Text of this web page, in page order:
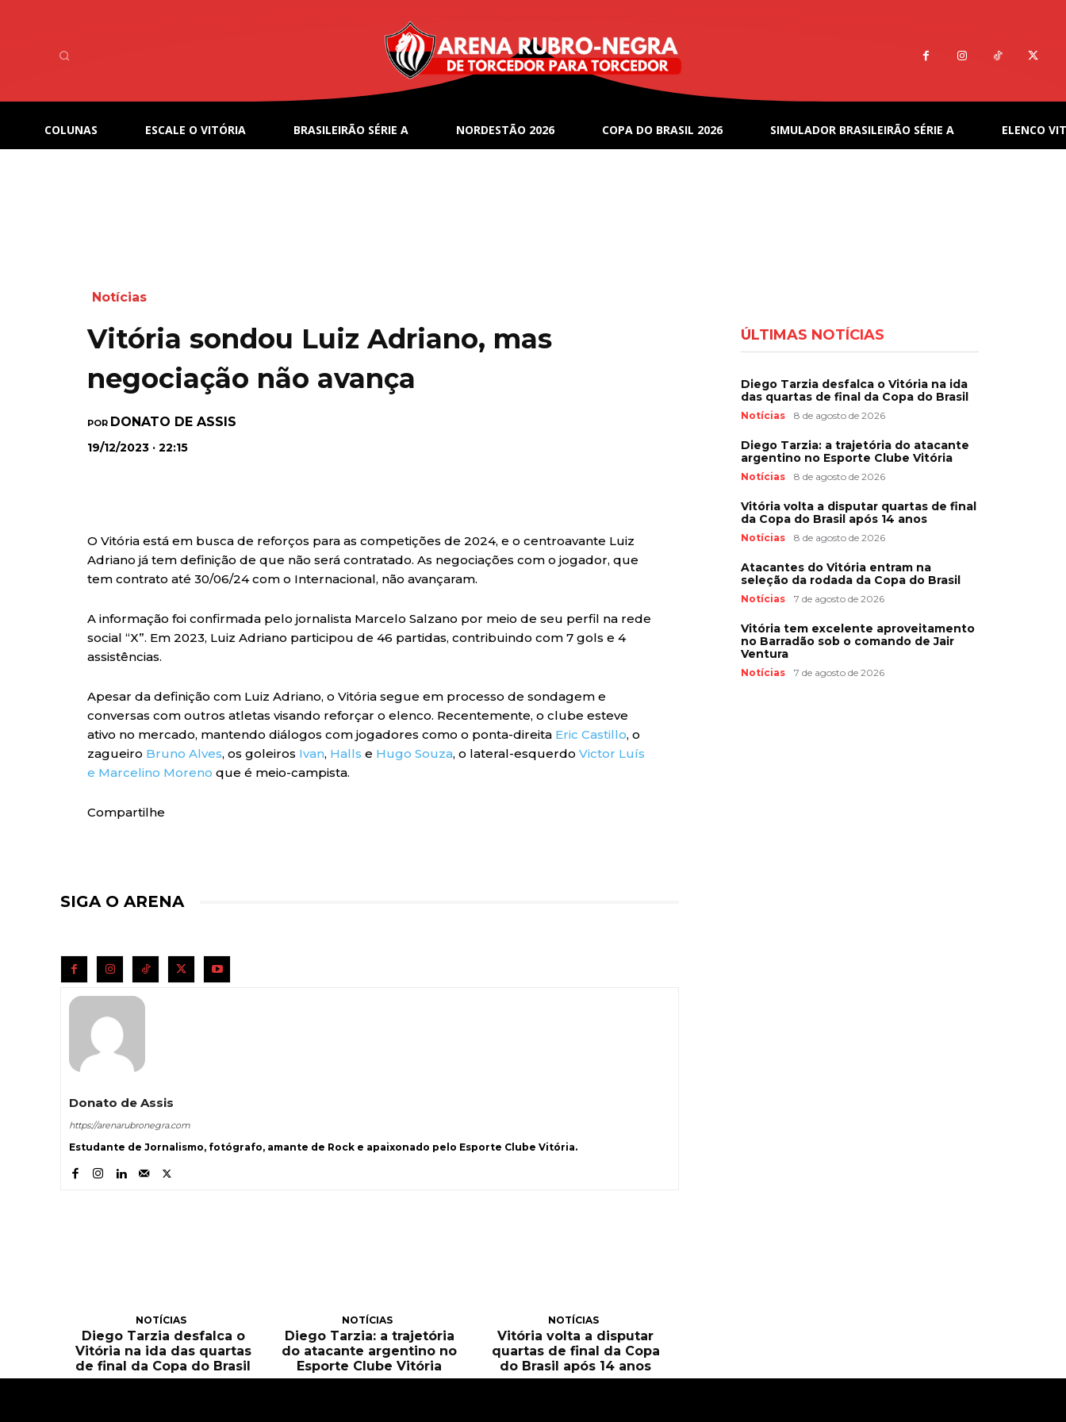
COLUNAS ESCALE O VITÓRIA BRASILEIRÃO SÉRIE A NORDESTÃO 2026 COPA DO BRASIL 2026 SIMULADOR BRASILEIRÃO SÉRIE A ELENCO
Notícias
Vitória sondou Luiz Adriano, mas
negociação não avança
POR DONATO DE ASSIS
19/12/2023 · 22:15
O Vitória está em busca de reforços para as competições de 2024, e o centroavante Luiz
Adriano já tem definição de que não será contratado. As negociações com o jogador, que
tem contrato até 30/06/24 com o Internacional, não avançaram.
A informação foi confirmada pelo jornalista Marcelo Salzano por meio de seu perfil na rede
social “X”. Em 2023, Luiz Adriano participou de 46 partidas, contribuindo com 7 gols e 4
assistências.
Apesar da definição com Luiz Adriano, o Vitória segue em processo de sondagem e
conversas com outros atletas visando reforçar o elenco. Recentemente, o clube esteve
ativo no mercado, mantendo diálogos com jogadores como o ponta-direita Eric Castillo, o
zagueiro Bruno Alves, os goleiros Ivan, Halls e Hugo Souza, o lateral-esquerdo Victor Luís
e Marcelino Moreno que é meio-campista.
Compartilhe
SIGA O ARENA
Donato de Assis
https://arenarubronegra.com
Estudante de Jornalismo, fotógrafo, amante de Rock e apaixonado pelo Esporte Clube Vitória.
NOTÍCIAS
Diego Tarzia desfalca o
Vitória na ida das quartas
de final da Copa do Brasil
NOTÍCIAS
Diego Tarzia: a trajetória
do atacante argentino no
Esporte Clube Vitória
NOTÍCIAS
Vitória volta a disputar
quartas de final da Copa
do Brasil após 14 anos
ÚLTIMAS NOTÍCIAS
Diego Tarzia desfalca o Vitória na ida
das quartas de final da Copa do Brasil
Notícias 8 de agosto de 2026
Diego Tarzia: a trajetória do atacante
argentino no Esporte Clube Vitória
Notícias 8 de agosto de 2026
Vitória volta a disputar quartas de final
da Copa do Brasil após 14 anos
Notícias 8 de agosto de 2026
Atacantes do Vitória entram na
seleção da rodada da Copa do Brasil
Notícias 7 de agosto de 2026
Vitória tem excelente aproveitamento
no Barradão sob o comando de Jair
Ventura
Notícias 7 de agosto de 2026